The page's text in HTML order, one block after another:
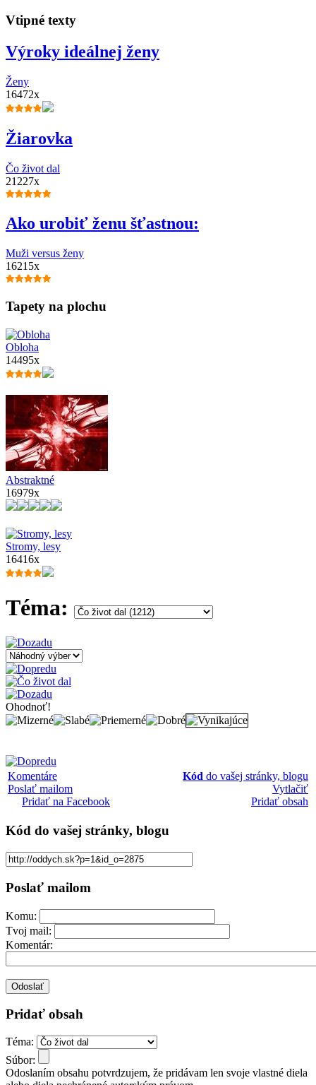
Vtipné texty
Výroky ideálnej ženy
Ženy
16472x
Žiarovka
Čo život dal
21227x
Ako urobiť ženu šťastnou:
Muži versus ženy
16215x
Tapety na plochu
Obloha
14495x
Abstraktné
16979x
Stromy, lesy
16416x
Téma:
Ohodnoť!
Komentáre
Poslať mailom
Pridať na Facebook
Kód do vašej stránky, blogu
Vytlačiť
Pridať obsah
Kód do vašej stránky, blogu
Poslať mailom
Komu:
Tvoj mail:
Komentár:
Pridať obsah
Téma:
Súbor:
Odoslaním obsahu potvrdzujem, že pridávam len svoje vlastné diela